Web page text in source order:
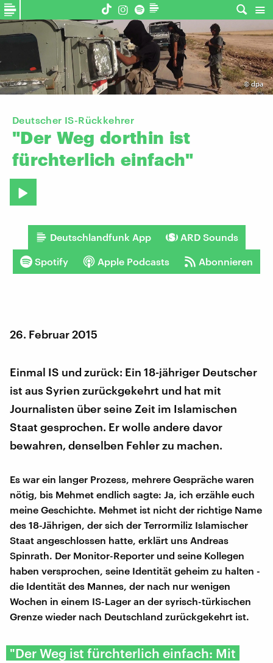
©dpa
Deutscher IS-Rückkehrer
"Der Weg dorthin ist
fürchterlich einfach"
Deutschlandfunk App ARD Sounds
Spotify Apple Podcasts Abonnieren
26. Februar 2015
Einmal IS und zurück: Ein 18-jähriger Deutscher
ist aus Syrien zurückgekehrt und hat mit
Journalisten über seine Zeit im Islamischen
Staat gesprochen. Er wolle andere davor
bewahren, denselben Fehler zu machen.
Es war ein langer Prozess, mehrere Gespräche waren
nötig, bis Mehmet endlich sagte: Ja, ich erzähle euch
meine Geschichte. Mehmet ist nicht der richtige Name
des 18-Jährigen, der sich der Terrormiliz Islamischer
Staat angeschlossen hatte, erklärt uns Andreas
Spinrath. Der Monitor-Reporter und seine Kollegen
haben versprochen, seine Identität geheim zu halten -
die Identität des Mannes, der nach nur wenigen
Wochen in einem IS-Lager an der syrisch-türkischen
Grenze wieder nach Deutschland zurückgekehrt ist.
"Der Weg ist fürchterlich einfach: Mit